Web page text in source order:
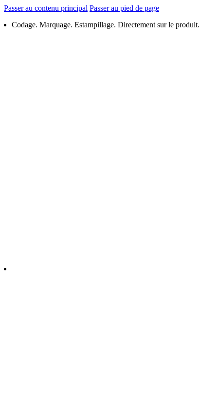
Passer au contenu principal Passer au pied de page
Codage. Marquage. Estampillage. Directement sur le produit.